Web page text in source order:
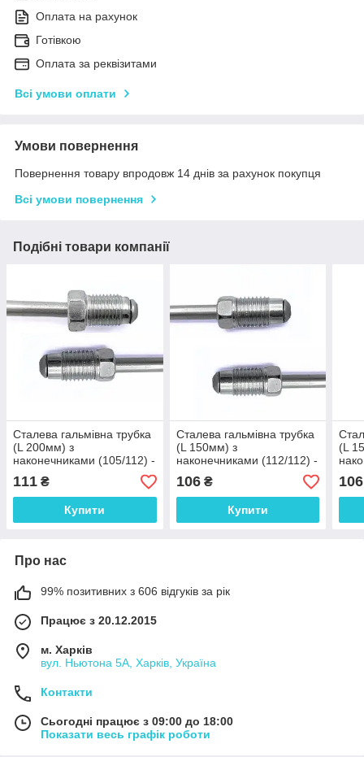
Оплата на рахунок
Готівкою
Оплата за реквізитами
Всі умови оплати
Умови повернення
Повернення товару впродовж 14 днів за рахунок покупця
Всі умови повернення
Подібні товари компанії
Сталева гальмівна трубка
(L 200мм) з
наконечниками (105/112) -
WP415Zn
111 ₴
Купити
Сталева гальмівна трубка
(L 150мм) з
наконечниками (112/112) -
WP575Zn
106₴
Купити
(L
106
Про нас
99% позитивних з 606 відгуків за рік
Працює з 20.12.2015
м. Харків
вул. Ньютона 5А, Харків, Україна
Контакти
Сьогодні працює з 09:00 до 18:00
Показати весь графік роботи